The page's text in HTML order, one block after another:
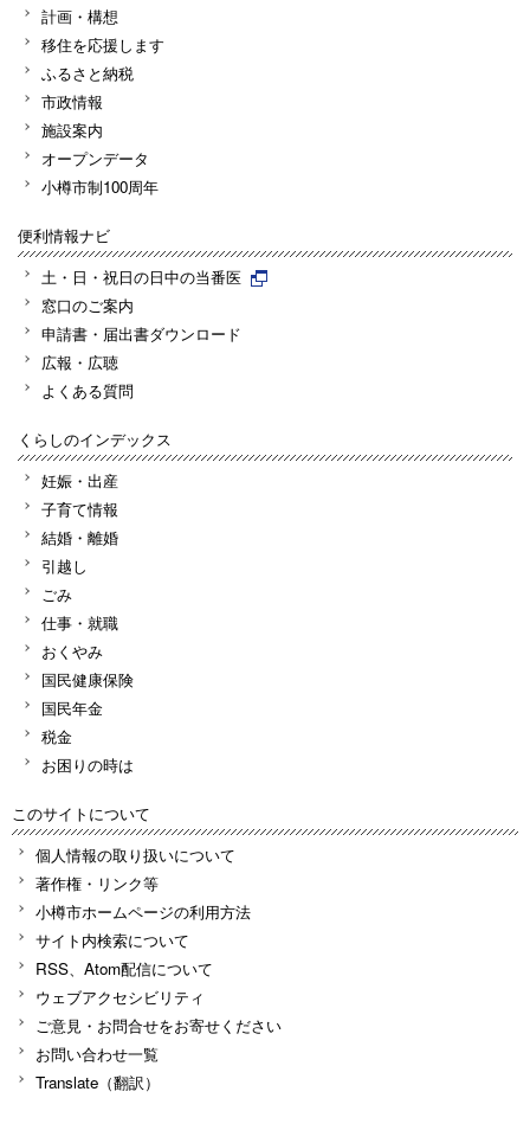
計画・構想
移住を応援します
ふるさと納税
市政情報
施設案内
オープンデータ
小樽市制100周年
便利情報ナビ
土・日・祝日の日中の当番医
窓口のご案内
申請書・届出書ダウンロード
広報・広聴
よくある質問
くらしのインデックス
妊娠・出産
子育て情報
結婚・離婚
引越し
ごみ
仕事・就職
おくやみ
国民健康保険
国民年金
税金
お困りの時は
このサイトについて
個人情報の取り扱いについて
著作権・リンク等
小樽市ホームページの利用方法
サイト内検索について
RSS、Atom配信について
ウェブアクセシビリティ
ご意見・お問合せをお寄せください
お問い合わせ一覧
Translate（翻訳）